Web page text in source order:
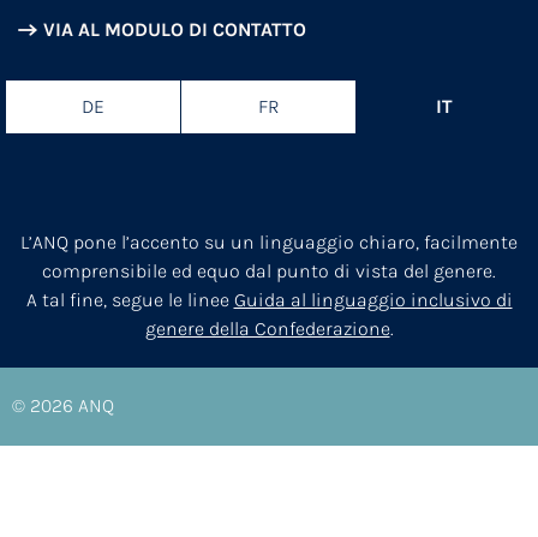
VIA AL MODULO DI CONTATTO
DE FR IT
L’ANQ pone l’accento su un linguaggio chiaro, facilmente
comprensibile ed equo dal punto di vista del genere.
A tal fine, segue le linee Guida al linguaggio inclusivo di
genere della Confederazione.
© 2026 ANQ